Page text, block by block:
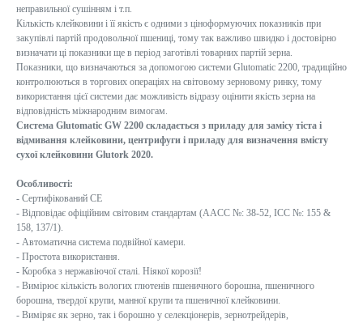
неправильної сушінням і т.п.
Кількість клейковини і її якість є одними з ціноформуючих показників при
закупівлі партій продовольчої пшениці, тому так важливо швидко і достовірно
визначати ці показники ще в період заготівлі товарних партій зерна.
Показники, що визначаються за допомогою системи Glutomatic 2200, традиційно
контролюються в торгових операціях на світовому зерновому ринку, тому
використання цієї системи дає можливість відразу оцінити якість зерна на
відповідність міжнародним вимогам.
Система Glutomatic GW 2200 складається з приладу для замісу тіста і
відмивання клейковини, центрифуги і приладу для визначення вмісту
сухої клейковини Glutork 2020.
Особливості:
- Сертифікований CE
- Відповідає офіційним світовим стандартам (AACC №: 38-52, ICC №: 155 &
158, 137/1).
- Автоматична система подвійної камери.
- Простота використання.
- Коробка з нержавіючої сталі. Ніякої корозії!
- Вимірює кількість вологих глютенів пшеничного борошна, пшеничного
борошна, твердої крупи, манної крупи та пшеничної клейковини.
- Виміряє як зерно, так і борошно у селекціонерів, зернотрейдерів,